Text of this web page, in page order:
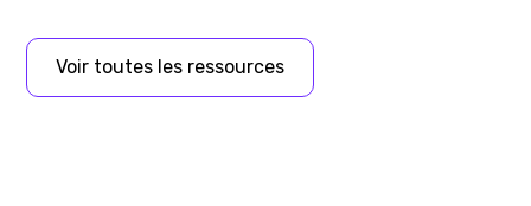
Voir toutes les ressources